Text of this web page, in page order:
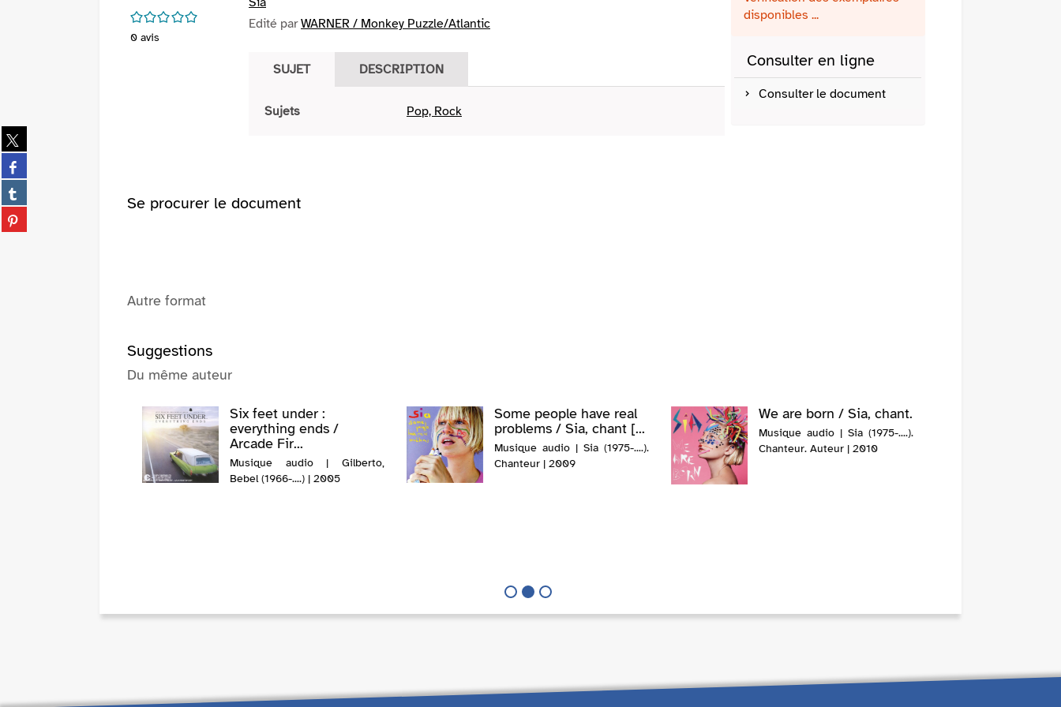
Partager
sur
twitter
(Nouvelle
fenêtre)
Partager
sur
facebook
(Nouvelle
fenêtre)
Partager
sur
tumblr
Partager
sur
/5
0 avis
Edité parWARNER / Monkey Puzzle/Atlantic
SUJET DESCRIPTION
Sujets Pop, Rock
disponibles ...
Consulter en ligne
Consulter le document
Se procurer le document
Autre format
Suggestions
Du même auteur
Some people have real
problems / Sia, chant [...
Musique audio | Sia (1975-....).
Chanteur | 2009
We are born / Sia, chant.
Musique audio | Sia (1975-....).
Chanteur. Auteur | 2010
Six feet under :
everything ends /
Arcade Fir...
Musique audio | Gilberto,
Bebel (1966-....) | 2005